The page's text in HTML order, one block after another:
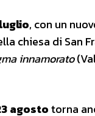
, con un
chiesa di San
innamorato
agostotorna